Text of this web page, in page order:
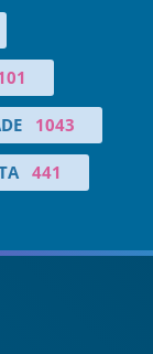
1043
441